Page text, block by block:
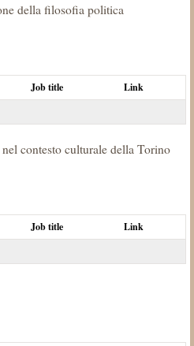
della filosofia politica
Job title Link
contesto culturale della Torino
Job title Link